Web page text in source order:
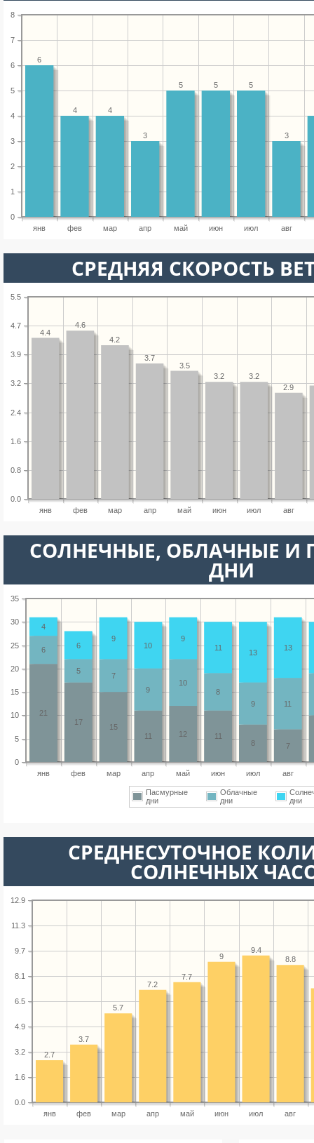
янв фев мар апр май июн июл авг
0
1
2
3
4
5
6
7
8
3
5
5
5
3
4
4
6
СРЕДНЯЯ СКОРОСТЬ
янв фев мар апр май июн июл авг
0.0
0.8
1.6
2.4
3.2
3.9
4.7
5.5
2.9
3.2
3.2
3.5
3.7
4.2
4.6
4.4
CОЛНЕЧНЫЕ, ОБЛАЧНЫЕ И
ДНИ
янв фев мар апр май июн июл авг
0
5
10
15
20
25
30
35
7
8
11
12
11
15
17
21
11
9
8
10
9
7
5
6 13
13
11
9
10
9
6
4
Пасмурные
дни
Облачные
дни
дни
СРЕДНЕСУТОЧНОЕ
СОЛНЕЧНЫХ
янв фев мар апр май июн июл авг
0.0
1.6
3.2
4.9
6.5
8.1
9.7
11.3
12.9
8.8
9.4
9
7.7
7.2
5.7
3.7
2.7